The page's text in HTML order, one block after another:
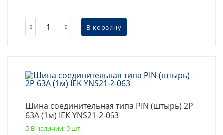
В корзину
Шина соединительная типа PIN (штырь) 2Р
63А (1м) IEK YNS21-2-063
В наличии: 9 шт.